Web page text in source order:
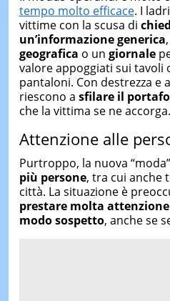
tempo molto efficace. I
vittime con la scusa di
un’informazione generica
geografica o un giornale
valore appoggiati sui tavoli
pantaloni. Con destrezza e
riescono a sfilare il
che la vittima se ne accorga.
Attenzione alle
Purtroppo, la nuova “moda”
più persone, tra cui anche
città. La situazione è
prestare molta
modo sospetto, anche se